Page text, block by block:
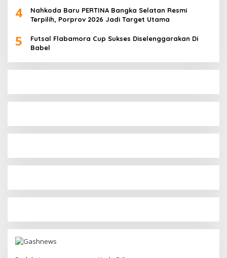
4
Nahkoda Baru PERTINA Bangka Selatan Resmi
Terpilih, Porprov 2026 Jadi Target Utama
5
Futsal Flabamora Cup Sukses Diselenggarakan Di
Babel